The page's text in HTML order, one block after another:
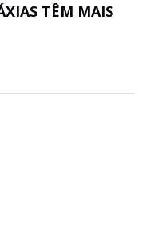
TÊM MAIS